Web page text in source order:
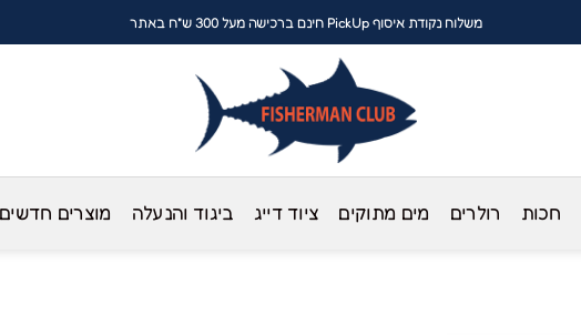
משלוח נקודת איסוף PickUp חינם ברכישה מעל 300 ש"ח באתר
חכות רולרים מים מתוקים ציוד דייג ביגוד והנעלה מוצרים חדשים